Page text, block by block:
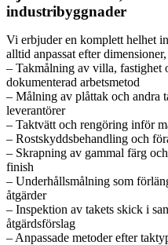
industribyggnader
Vi erbjuder en komplett helhet
alltid anpassat efter
– Takmålning av villa, fastighet
dokumenterad arbetsmetod
– Målning av plåttak och andra
leverantörer
– Taktvätt och rengöring inför
– Rostskyddsbehandling och
– Skrapning av gammal färg
finish
– Underhållsmålning som
åtgärder
– Inspektion av takets skick i
åtgärdsförslag
– Anpassade metoder efter